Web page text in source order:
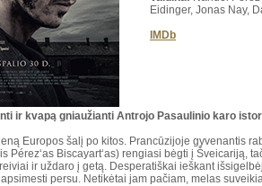
Eidinger, Jonas Nay,
IMDb
ir kvapą gniaužianti Antrojo Pasaulinio karo
Europos šalį po kitos. Prancūzijoje gyvenantis
Pérez‘as Biscayart‘as) rengiasi bėgti į Šveicariją,
ir uždaro į getą. Desperatiškai ieškant
persu. Netikėtai jam pačiam, melas